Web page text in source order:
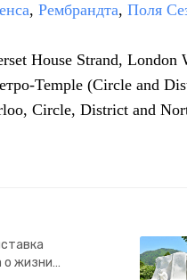
, Рембрандта, Поля
House Strand, London
Temple (Circle and
Circle, District and
о жизни…